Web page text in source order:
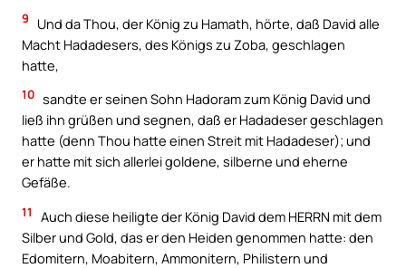
9
Und da Thou, der König zu Hamath, hörte, daß David alle
Macht Hadadesers, des Königs zu Zoba, geschlagen
hatte,
10 sandte er seinen Sohn Hadoram zum König David und
ließ ihn grüßen und segnen, daß er Hadadeser geschlagen
hatte (denn Thou hatte einen Streit mit Hadadeser); und
er hatte mit sich allerlei goldene, silberne und eherne
Gefäße.
11
Auch diese heiligte der König David dem HERRN mit dem
Silber und Gold, das er den Heiden genommen hatte: den
Edomitern, Moabitern, Ammonitern, Philistern und